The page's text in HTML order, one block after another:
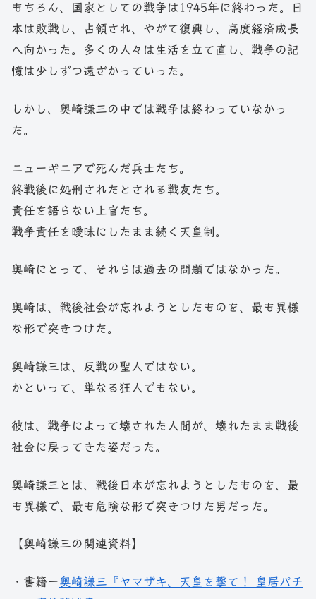
もちろん、国家としての戦争は1945年に終わった。日
本は敗戦し、占領され、やがて復興し、高度経済成長
へ向かった。多くの人々は生活を立て直し、戦争の記
憶は少しずつ遠ざかっていった。
しかし、奥崎謙三の中では戦争は終わっていなかっ
た。
ニューギニアで死んだ兵士たち。
終戦後に処刑されたとされる戦友たち。
責任を語らない上官たち。
戦争責任を曖昧にしたまま続く天皇制。
奥崎にとって、それらは過去の問題ではなかった。
奥崎は、戦後社会が忘れようとしたものを、最も異様
な形で突きつけた。
奥崎謙三は、反戦の聖人ではない。
かといって、単なる狂人でもない。
彼は、戦争によって壊された人間が、壊れたまま戦後
社会に戻ってきた姿だった。
奥崎謙三とは、戦後日本が忘れようとしたものを、最
も異様で、最も危険な形で突きつけた男だった。
【奥崎謙三の関連資料】
・書籍ー奥崎謙三『ヤマザキ、天皇を撃て！ 皇居パチ